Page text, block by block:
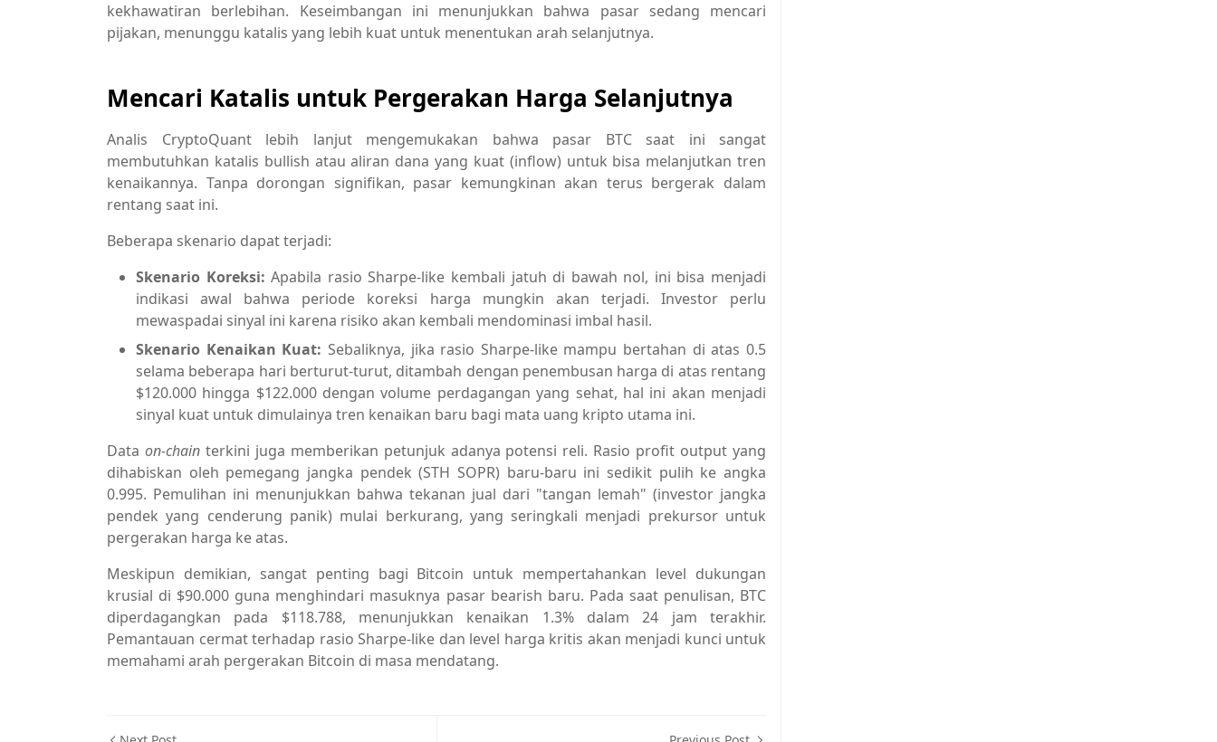
kekhawatiran berlebihan. Keseimbangan ini menunjukkan bahwa pasar sedang mencari
pijakan, menunggu katalis yang lebih kuat untuk menentukan arah selanjutnya.
Mencari Katalis untuk Pergerakan Harga Selanjutnya
Analis CryptoQuant lebih lanjut mengemukakan bahwa pasar BTC saat ini sangat
membutuhkan katalis bullish atau aliran dana yang kuat (inflow) untuk bisa melanjutkan tren
kenaikannya. Tanpa dorongan signifikan, pasar kemungkinan akan terus bergerak dalam
rentang saat ini.
Beberapa skenario dapat terjadi:
Skenario Koreksi: Apabila rasio Sharpe-like kembali jatuh di bawah nol, ini bisa menjadi
indikasi awal bahwa periode koreksi harga mungkin akan terjadi. Investor perlu
mewaspadai sinyal ini karena risiko akan kembali mendominasi imbal hasil.
Skenario Kenaikan Kuat: Sebaliknya, jika rasio Sharpe-like mampu bertahan di atas 0.5
selama beberapa hari berturut-turut, ditambah dengan penembusan harga di atas rentang
$120.000 hingga $122.000 dengan volume perdagangan yang sehat, hal ini akan menjadi
sinyal kuat untuk dimulainya tren kenaikan baru bagi mata uang kripto utama ini.
Data on-chainterkini juga memberikan petunjuk adanya potensi reli. Rasio profit output yang
dihabiskan oleh pemegang jangka pendek (STH SOPR) baru-baru ini sedikit pulih ke angka
0.995. Pemulihan ini menunjukkan bahwa tekanan jual dari "tangan lemah" (investor jangka
pendek yang cenderung panik) mulai berkurang, yang seringkali menjadi prekursor untuk
pergerakan harga ke atas.
Meskipun demikian, sangat penting bagi Bitcoin untuk mempertahankan level dukungan
krusial di $90.000 guna menghindari masuknya pasar bearish baru. Pada saat penulisan, BTC
diperdagangkan pada $118.788, menunjukkan kenaikan 1.3% dalam 24 jam terakhir.
Pemantauan cermat terhadap rasio Sharpe-like dan level harga kritis akan menjadi kunci untuk
memahami arah pergerakan Bitcoin di masa mendatang.